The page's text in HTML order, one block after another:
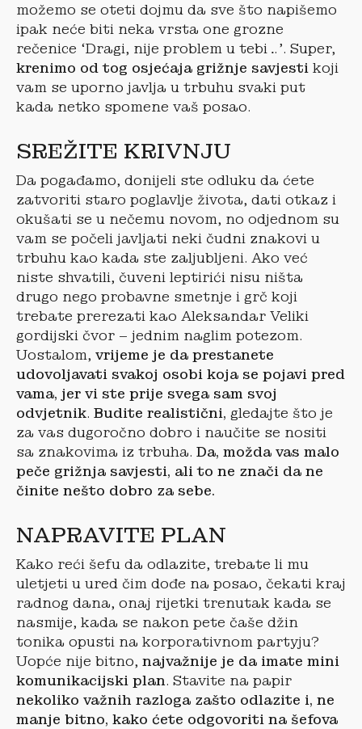
možemo se oteti dojmu da sve što napišemo
ipak neće biti neka vrsta one grozne
rečenice ‘Dragi, nije problem u tebi…’. Super,
krenimo od tog osjećaja grižnje savjesti koji
vam se uporno javlja u trbuhu svaki put
kada netko spomene vaš posao.
SREŽITE KRIVNJU
Da pogađamo, donijeli ste odluku da ćete
zatvoriti staro poglavlje života, dati otkaz i
okušati se u nečemu novom, no odjednom su
vam se počeli javljati neki čudni znakovi u
trbuhu kao kada ste zaljubljeni. Ako već
niste shvatili, čuveni leptirići nisu ništa
drugo nego probavne smetnje i grč koji
trebate prerezati kao Aleksandar Veliki
gordijski čvor – jednim naglim potezom.
Uostalom, vrijeme je da prestanete
udovoljavati svakoj osobi koja se pojavi pred
vama, jer vi ste prije svega sam svoj
odvjetnik. Budite realistični, gledajte što je
za vas dugoročno dobro i naučite se nositi
sa znakovima iz trbuha. Da, možda vas malo
peče grižnja savjesti, ali to ne znači da ne
činite nešto dobro za sebe.
NAPRAVITE PLAN
Kako reći šefu da odlazite, trebate li mu
uletjeti u ured čim dođe na posao, čekati kraj
radnog dana, onaj rijetki trenutak kada se
nasmije, kada se nakon pete čaše džin
tonika opusti na korporativnom partyju?
Uopće nije bitno, najvažnije je da imate mini
komunikacijski plan. Stavite na papir
nekoliko važnih razloga zašto odlazite i, ne
manje bitno, kako ćete odgovoriti na šefova